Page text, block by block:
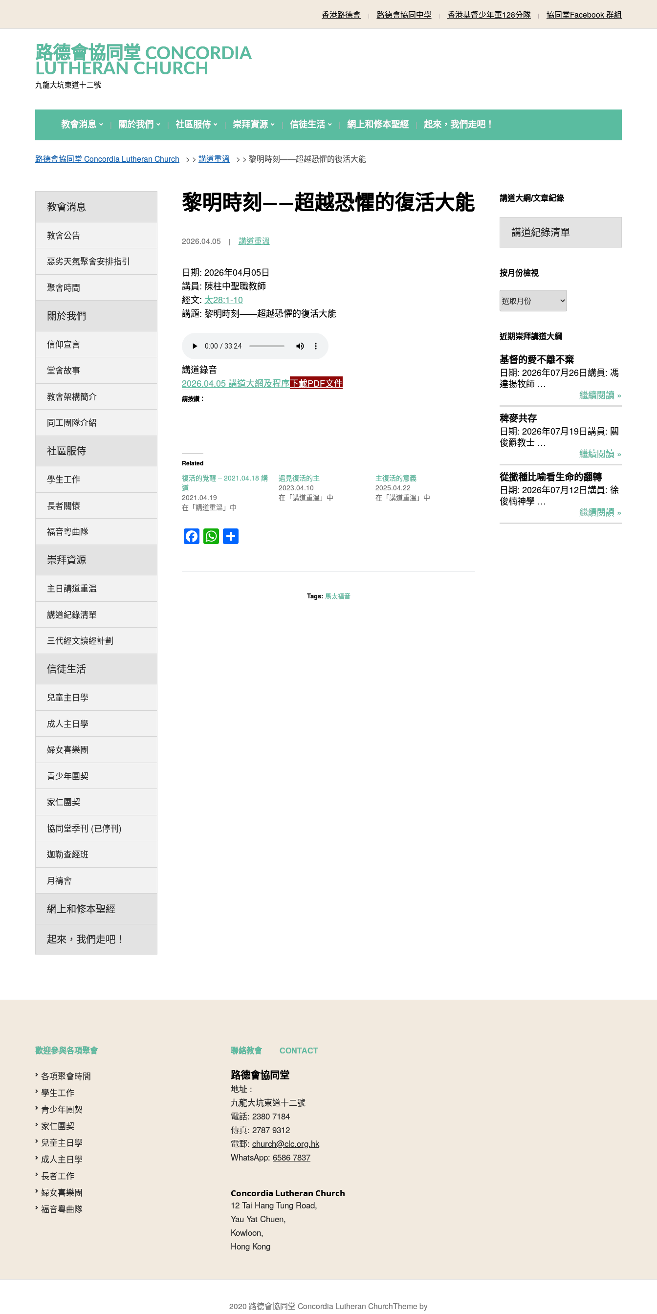
香港路德會 路德會協同中學 香港基督少年軍128分隊 協同堂Facebook 群組
路德會協同堂 CONCORDIA
LUTHERAN CHURCH
九龍大坑東道十二號
教會消息 關於我們 社區服侍 崇拜資源 信徒生活 網上和修本聖經 起來，我們走吧！
路德會協同堂 Concordia Lutheran Church > > 講道重溫 > > 黎明時刻——超越恐懼的復活大能
教會消息
教會公告
惡劣天氣聚會安排指引
聚會時間
關於我們
信仰宣言
堂會故事
教會架構簡介
同工團隊介紹
社區服侍
學生工作
長者關懷
福音粵曲隊
崇拜資源
主日講道重温
講道紀錄清單
三代經文讀經計劃
信徒生活
兒童主日學
成人主日學
婦女喜樂團
青少年團契
家仁團契
協同堂季刊 (已停刊)
迦勒查經班
月禱會
網上和修本聖經
起來，我們走吧！
黎明時刻——超越恐懼的復活大能
2026.04.05 講道重溫
日期: 2026年04月05日
講員: 陳柱中聖職教師
經文: 太28:1-10
講題: 黎明時刻——超越恐懼的復活大能
講道錄音
2026.04.05 講道大網及程序下載PDF文件
請按讚：
Related
復活的覺醒 – 2021.04.18 講
道
2021.04.19
在「講道重溫」中
遇見復活的主
2023.04.10
在「講道重溫」中
主復活的意義
2025.04.22
在「講道重溫」中
Facebook
WhatsApp
Tags: 馬太福音
講道大綱/文章紀錄
講道紀錄清單
按月份檢視
按
月
視
近期崇拜講道大綱
基督的愛不離不棄
日期: 2026年07月26日講員: 馮
達揚牧師 …
繼續閱讀 »
稗麥共存
日期: 2026年07月19日講員: 關
俊爵教士 …
繼續閱讀 »
從撒種比喻看生命的翻轉
日期: 2026年07月12日講員: 徐
俊楠神學 …
繼續閱讀 »
歡迎參與各項聚會
各項聚會時間
學生工作
青少年團契
家仁團契
兒童主日學
成人主日學
長者工作
婦女喜樂團
福音粵曲隊
聯絡教會 CONTACT
路德會協同堂
地址 :
九龍大坑東道十二號
電話: 2380 7184
傳真: 2787 9312
電郵: church@clc.org.hk
WhatsApp: 6586 7837
Concordia Lutheran Church
12 Tai Hang Tung Road,
Yau Yat Chuen,
Kowloon,
Hong Kong
2020 路德會協同堂 Concordia Lutheran ChurchTheme by